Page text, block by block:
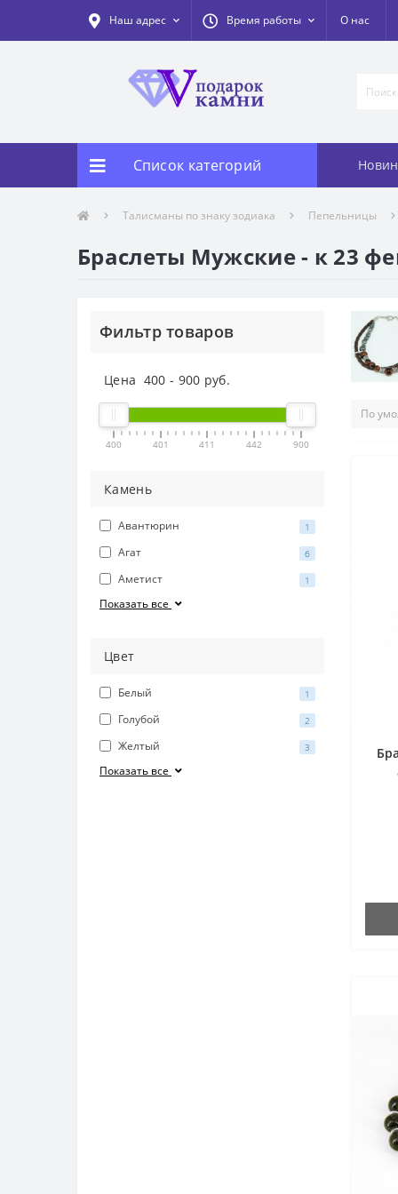
Наш адрес Время работы О нас
Список категорий
Талисманы по знаку зодиака Пепельницы
Браслеты Мужские - к 23
Фильтр товаров
Цена 400 - 900 руб.
400 401 411 442 900
Камень
Авантюрин 1
Агат 6
Аметист 1
Показать все
Цвет
Белый 1
Голубой 2
Желтый 3
Показать все